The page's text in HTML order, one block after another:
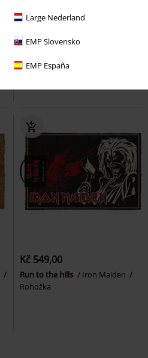
Large Nederland
EMP Slovensko
EMP España
The Dark Side Of The Moon
Floyd
Kč 549,00
Run to the hills
Iron Maiden
Rohožka